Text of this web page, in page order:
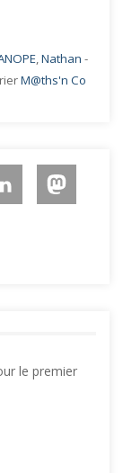
Nathan -
M@ths'n Co
le premier